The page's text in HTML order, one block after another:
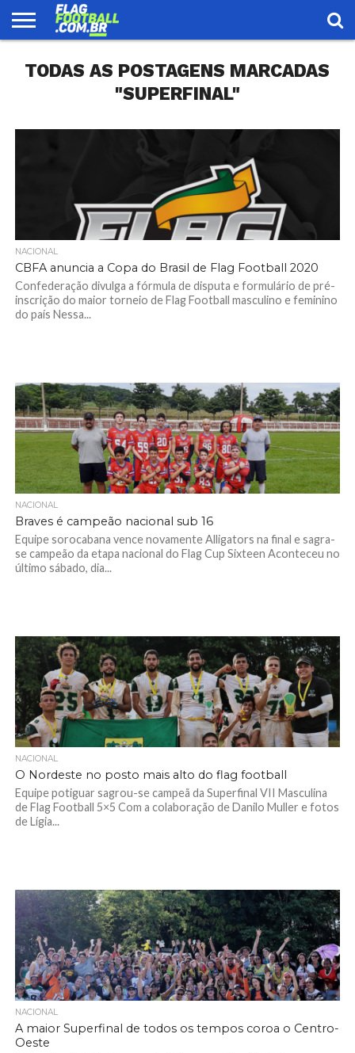
FOOTBALL
ENCONTRE
UMA
SELEÇÃO
BRASILEIRA
LOJA
TODAS AS POSTAGENS MARCADAS
"SUPERFINAL"
NACIONAL
CBFA anuncia a Copa do Brasil de Flag Football 2020
Confederação divulga a fórmula de disputa e formulário de pré-
inscrição do maior torneio de Flag Football masculino e feminino
do país Nessa...
NACIONAL
Braves é campeão nacional sub 16
Equipe sorocabana vence novamente Alligators na final e sagra-
se campeão da etapa nacional do Flag Cup Sixteen Aconteceu no
último sábado, dia...
NACIONAL
O Nordeste no posto mais alto do flag football
Equipe potiguar sagrou-se campeã da Superfinal VII Masculina
de Flag Football 5×5 Com a colaboração de Danilo Muller e fotos
de Lígia...
NACIONAL
A maior Superfinal de todos os tempos coroa o Centro-
Oeste